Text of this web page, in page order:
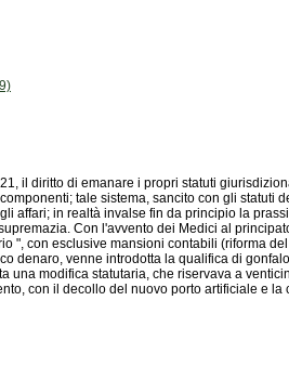
con il decollo del nuovo porto artificiale e la